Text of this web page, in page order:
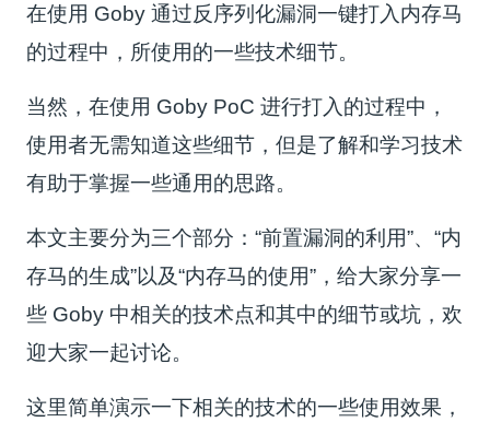
在使用 Goby 通过反序列化漏洞一键打入内存马
的过程中，所使用的一些技术细节。
当然，在使用 Goby PoC 进行打入的过程中，
使用者无需知道这些细节，但是了解和学习技术
有助于掌握一些通用的思路。
本文主要分为三个部分：“前置漏洞的利用”、“内
存马的生成”以及“内存马的使用”，给大家分享一
些 Goby 中相关的技术点和其中的细节或坑，欢
迎大家一起讨论。
这里简单演示一下相关的技术的一些使用效果，